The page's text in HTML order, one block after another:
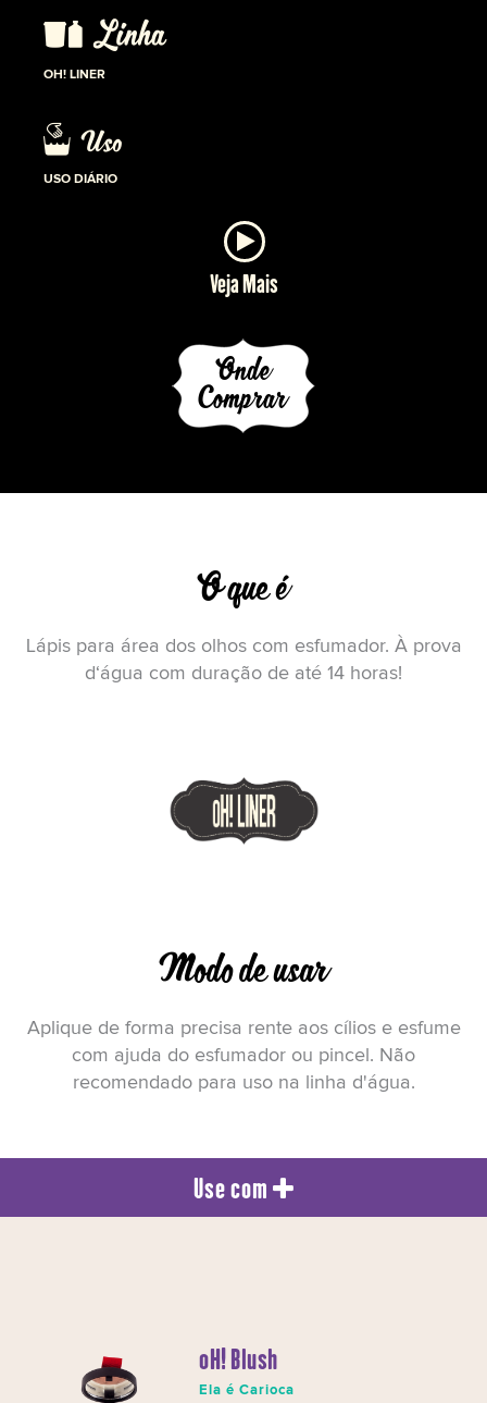
OH! LINER
USO DIÁRIO
Veja Mais
Onde
Comprar
O que é
Lápis para área dos olhos com esfumador. À prova
d‘água com duração de até 14 horas!
Modo de usar
Aplique de forma precisa rente aos cílios e esfume
com ajuda do esfumador ou pincel. Não
recomendado para uso na linha d'água.
Use com
oH! Blush
Ela é Carioca